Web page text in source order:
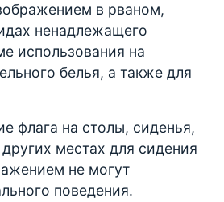
в рваном,
ненадлежащего
использования на
белья, а также для
флага на столы, сиденья,
местах для сидения
не могут
поведения.